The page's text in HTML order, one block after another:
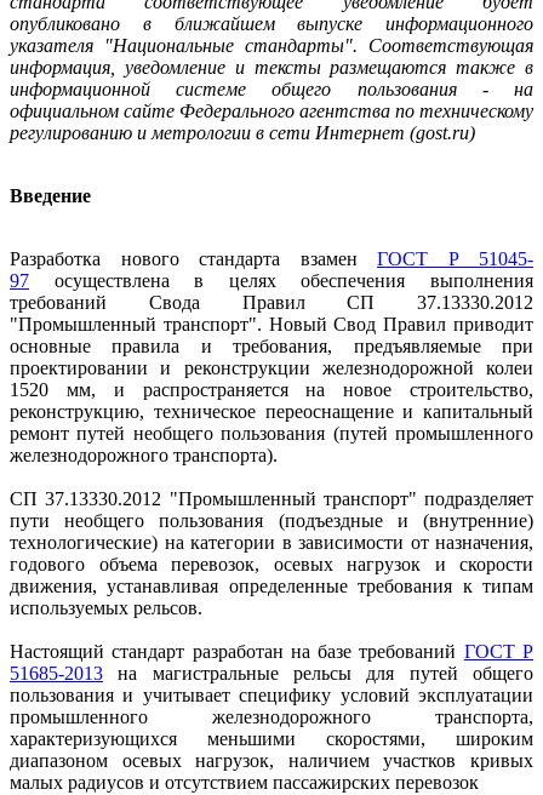
опубликовано в ближайшем выпуске информационного
указателя "Национальные стандарты". Соответствующая
информация, уведомление и тексты размещаются также в
информационной системе общего пользования - на
официальном сайте Федерального агентства по техническому
регулированию и метрологии в сети Интернет (gost.ru)
Введение
Разработка нового стандарта взамен ГОСТ Р 51045-
97 осуществлена в целях обеспечения выполнения
требований Свода Правил СП 37.13330.2012
"Промышленный транспорт". Новый Свод Правил приводит
основные правила и требования, предъявляемые при
проектировании и реконструкции железнодорожной колеи
1520 мм, и распространяется на новое строительство,
реконструкцию, техническое переоснащение и капитальный
ремонт путей необщего пользования (путей промышленного
железнодорожного транспорта).
СП 37.13330.2012 "Промышленный транспорт" подразделяет
пути необщего пользования (подъездные и (внутренние)
технологические) на категории в зависимости от назначения,
годового объема перевозок, осевых нагрузок и скорости
движения, устанавливая определенные требования к типам
используемых рельсов.
Настоящий стандарт разработан на базе требований ГОСТ Р
51685-2013 на магистральные рельсы для путей общего
пользования и учитывает специфику условий эксплуатации
промышленного железнодорожного транспорта,
характеризующихся меньшими скоростями, широким
диапазоном осевых нагрузок, наличием участков кривых
малых радиусов и отсутствием пассажирских перевозок